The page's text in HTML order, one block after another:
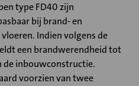
type FD40 zijn
bij brand- en
Indien volgens de
een brandwerendheid tot
de inbouwconstructie.
voorzien van twee